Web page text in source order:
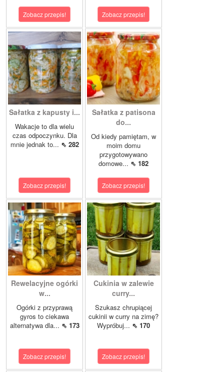
Zobacz przepis! Zobacz przepis!
Sałatka z kapusty i...
Wakacje to dla wielu
czas odpoczynku. Dla
mnie jednak to... ⇖ 282
Zobacz przepis!
Sałatka z patisona
do...
Od kiedy pamiętam, w
moim domu
przygotowywano
domowe... ⇖ 182
Zobacz przepis!
Rewelacyjne ogórki
w...
Ogórki z przyprawą
gyros to ciekawa
alternatywa dla... ⇖ 173
Zobacz przepis!
Cukinia w zalewie
curry...
Szukasz chrupiącej
cukinii w curry na zimę?
Wypróbuj... ⇖ 170
Zobacz przepis!